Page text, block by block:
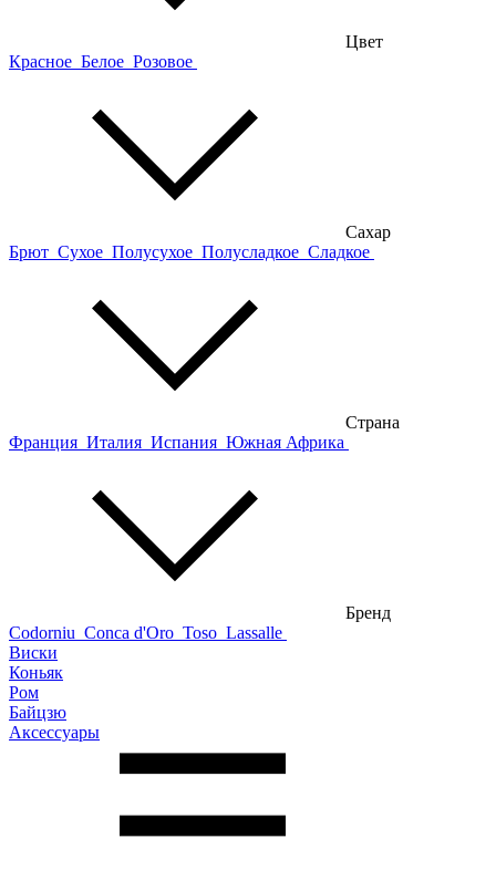
Цвет
Красное Белое Розовое
Сахар
Брют Сухое Полусухое Полусладкое Сладкое
Страна
Франция Италия Испания Южная Африка
Бренд
Codorniu Conca d'Oro Toso Lassalle
Виски
Коньяк
Ром
Байцзю
Аксессуары